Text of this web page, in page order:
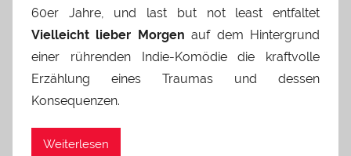
60er Jahre, und last but not least entfaltet
Vielleicht lieber Morgen auf dem Hintergrund
einer rührenden Indie-Komödie die kraftvolle
Erzählung eines Traumas und dessen
Konsequenzen.
Weiterlesen